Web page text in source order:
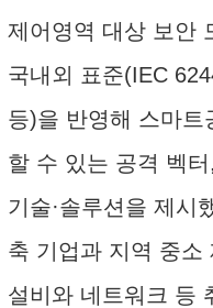
제어영역 대상 보안
국내외 표준(IEC
등)을 반영해 스마트
할 수 있는 공격 벡
기술·솔루션을 제시
축 기업과 지역 중소
설비와 네트워크 등